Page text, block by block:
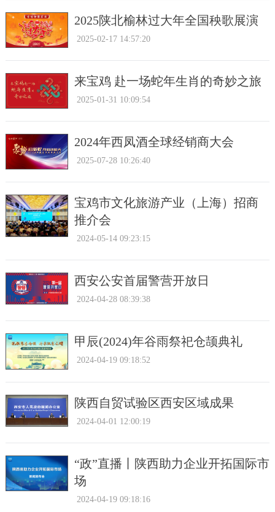
2025陕北榆林过大年全国秧歌展演
2025-02-17 14:57:20
来宝鸡 赴一场蛇年生肖的奇妙之旅
2025-01-31 10:09:54
2024年西凤酒全球经销商大会
2025-07-28 10:26:40
宝鸡市文化旅游产业（上海）招商
推介会
2024-05-14 09:23:15
西安公安首届警营开放日
2024-04-28 08:39:38
甲辰(2024)年谷雨祭祀仓颉典礼
2024-04-19 09:18:52
陕西自贸试验区西安区域成果
2024-04-01 12:00:19
“政”直播丨陕西助力企业开拓国际市
场
2024-04-19 09:18:16